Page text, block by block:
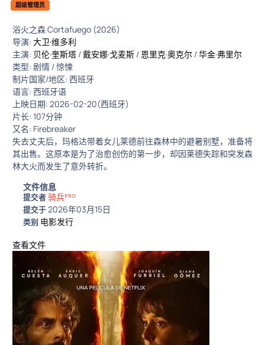
超级管理员
浴火之森 Cortafuego (2026)
导演: 大卫·维多利
主演: 贝伦·奎斯塔 /戴安娜·戈麦斯 / 恩里克·奥克尔 /华金·弗里尔
类型: 剧情 / 惊悚
制片国家/地区: 西班牙
语言: 西班牙语
上映日期: 2026-02-20(西班牙)
片长: 107分钟
又名: Firebreaker
失去丈夫后，玛格达带着女儿莱德前往森林中的避暑别墅，准备将
其出售。这原本是为了治愈创伤的第一步，却因莱德失踪和突发森
林大火而发生了意外转折。
文件信息
提交者骑兵ᴾᴿᴼ
提交于2026年03月15日
类别 电影发行
查看文件